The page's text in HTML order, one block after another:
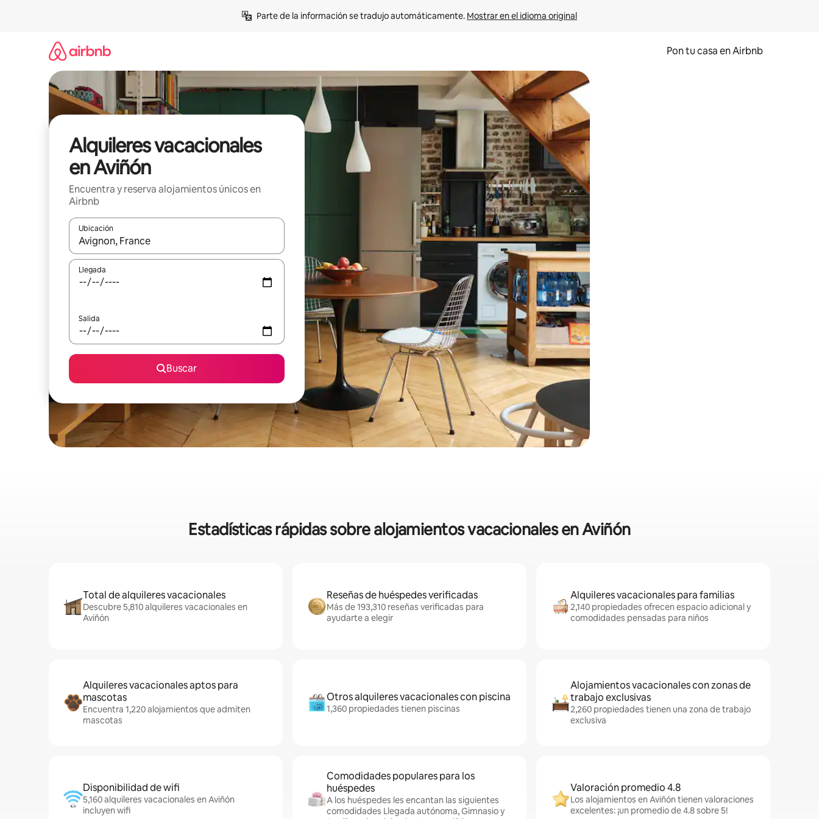
Parte de la información se tradujo automáticamente. Mostrar en el idioma original
Pon tu casa en Airbnb
Alquileres vacacionales
en Aviñón
Encuentra y reserva alojamientos únicos en
Airbnb
Ubicación
Cuando los resultados estén disponibles, navega con las teclas de flecha hacia arriba y hacia abajo o explora con el tacto o desliza el dedo.
Llegada
Salida
Buscar
Estadísticas rápidas sobre alojamientos vacacionales en Aviñón
Total de alquileres vacacionales
Descubre 5,810 alquileres vacacionales en
Aviñón
Reseñas de huéspedes verificadas
Más de 193,310 reseñas verificadas para
ayudarte a elegir
Alquileres vacacionales para familias
2,140 propiedades ofrecen espacio adicional y
comodidades pensadas para niños
Alquileres vacacionales aptos para
mascotas
Encuentra 1,220 alojamientos que admiten
mascotas
Otros alquileres vacacionales con piscina
1,360 propiedades tienen piscinas
Alojamientos vacacionales con zonas de
trabajo exclusivas
2,260 propiedades tienen una zona de trabajo
exclusiva
Disponibilidad de wifi
5,160 alquileres vacacionales en Aviñón
incluyen wifi
Comodidades populares para los
huéspedes
A los huéspedes les encantan las siguientes
comodidades Llegada autónoma, Gimnasio y
Valoración promedio 4.8
Los alojamientos en Aviñón tienen valoraciones
excelentes: ¡un promedio de 4.8 sobre 5!